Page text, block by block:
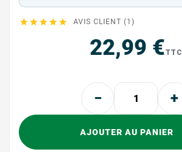
     AVIS CLIENT (1)
22,99 €TTC
AJOUTER AU PANIER